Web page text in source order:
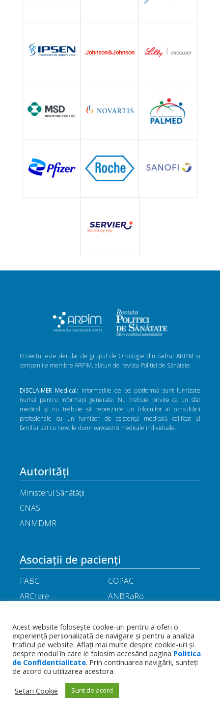
Proiectul este derulat de grupul de Oncologie din cadrul ARPIM și
companiile membre ARPIM, alături de revista Politici de Sănătate
DISCLAIMER Medical: Informațiile de pe platformă sunt furnizate
numai pentru informații generale. Nu trebuie privite ca un sfat
medical și nu trebuie să reprezinte un înlocuitor al consultării
profesionale cu un furnizor de asistență medicală calificat și
familiarizat cu nevoile dumneavoastră medicale individuale.
Autorități
Ministerul Sănătății
CNAS
ANMDMR
Asociații de pacienți
FABC
COPAC
ARCrare
ANBRaRo
ANHR
ARIL
APOR
Little People
Termeni
și
Politica de
confidențialitate
Toate drepturile rezervate - Asociația
Română a Producătorilor Internaționali de
Medicamente
Acest website folosește cookie-uri pentru a oferi o
experiență personalizată de navigare și pentru a analiza
traficul pe website. Aflați mai multe despre cookie-uri și
despre modul în care le folosim accesând pagina Politica
de Confidentialitate. Prin continuarea navigării, sunteți
de acord cu utilizarea acestora.
Setari Cookie
Sunt de acord